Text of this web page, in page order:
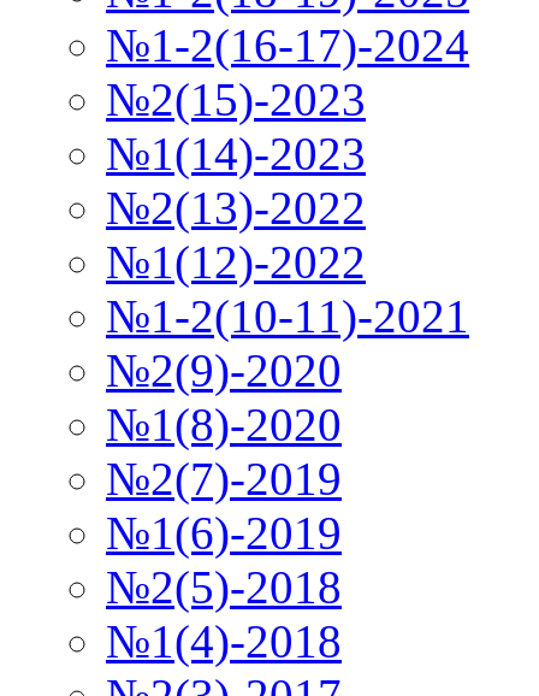
№1-2(16-17)-2024
№2(15)-2023
№1(14)-2023
№2(13)-2022
№1(12)-2022
№1-2(10-11)-2021
№2(9)-2020
№1(8)-2020
№2(7)-2019
№1(6)-2019
№2(5)-2018
№1(4)-2018